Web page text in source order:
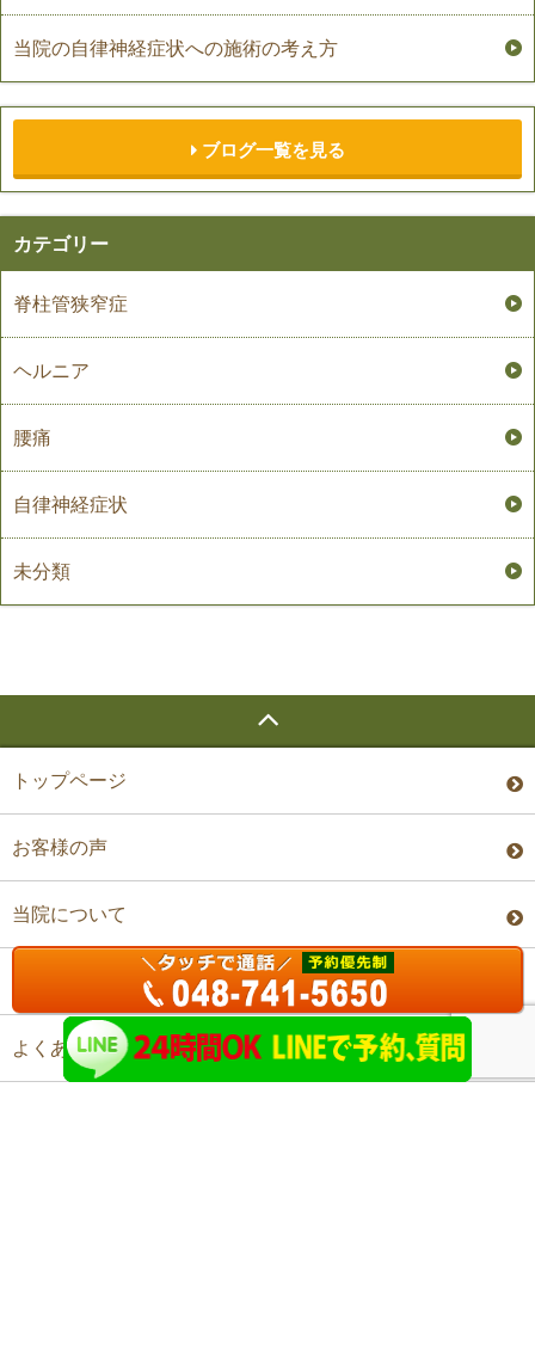
当院の自律神経症状への施術の考え方
ブログ一覧を見る
カテゴリー
脊柱管狭窄症
ヘルニア
腰痛
自律神経症状
未分類
トップページ
お客様の声
当院について
よくあるご質問